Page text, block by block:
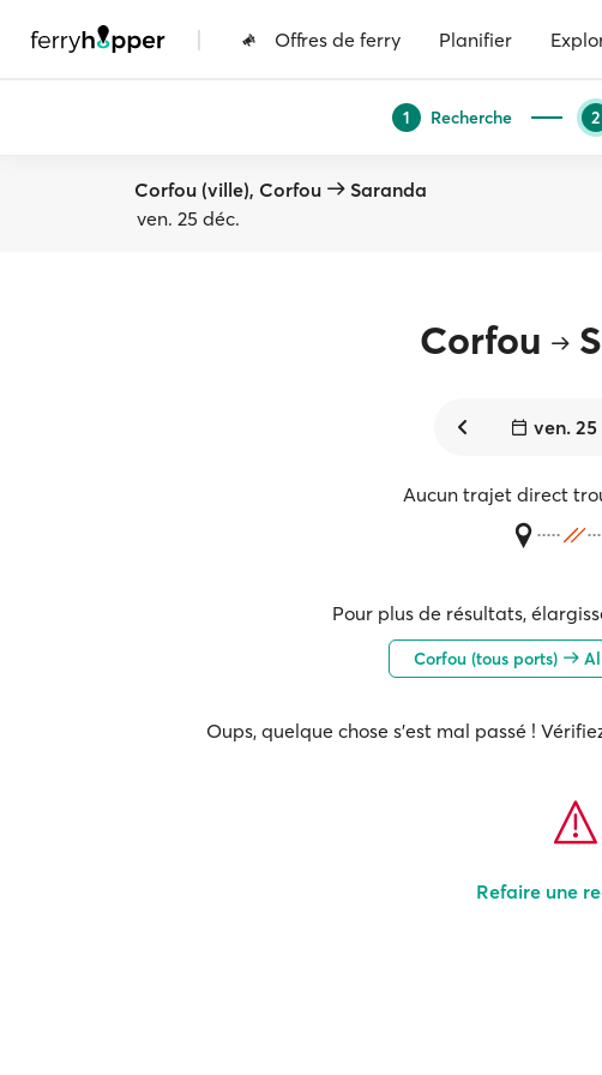
| Offres de ferry Planifier
1 Recherche 2
Corfou (ville), Corfou
Saranda
ven. 25 déc.
Corfou
ven.
Aucun trajet direct
Pour plus de résultats,
Corfou (tous ports)
Oups, quelque chose s'est mal passé !
Refaire une